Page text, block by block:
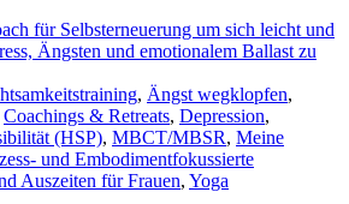
, Ängst wegklopfen,
Coachings & Retreats, Depression,
(HSP), MBCT/MBSR, Meine
und Embodimentfokussierte
Auszeiten für Frauen, Yoga